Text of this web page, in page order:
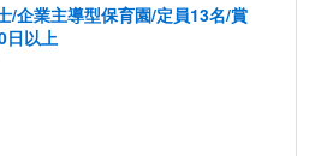
/企業主導型保育園/定員13名/賞
日以上